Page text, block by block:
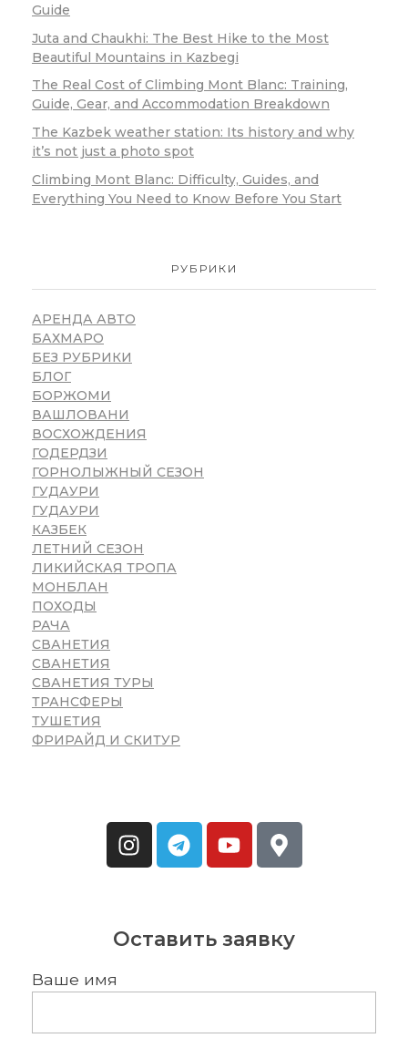
Guide
Juta and Chaukhi: The Best Hike to the Most
Beautiful Mountains in Kazbegi
The Real Cost of Climbing Mont Blanc: Training,
Guide, Gear, and Accommodation Breakdown
The Kazbek weather station: Its history and why
it’s not just a photo spot
Climbing Mont Blanc: Difficulty, Guides, and
Everything You Need to Know Before You Start
РУБРИКИ
АРЕНДА АВТО
БАХМАРО
БЕЗ РУБРИКИ
БЛОГ
БОРЖОМИ
ВАШЛОВАНИ
ВОСХОЖДЕНИЯ
ГОДЕРДЗИ
ГОРНОЛЫЖНЫЙ СЕЗОН
ГУДАУРИ
ГУДАУРИ
КАЗБЕК
ЛЕТНИЙ СЕЗОН
ЛИКИЙСКАЯ ТРОПА
МОНБЛАН
ПОХОДЫ
РАЧА
СВАНЕТИЯ
СВАНЕТИЯ
СВАНЕТИЯ ТУРЫ
ТРАНСФЕРЫ
ТУШЕТИЯ
ФРИРАЙД И СКИТУР
Оставить заявку
Ваше имя